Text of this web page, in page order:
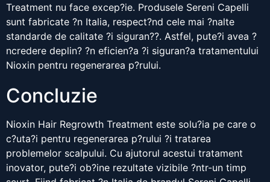
Treatment nu face excep?ie. Produsele Sereni Capelli
sunt fabricate ?n Italia, respect?nd cele mai ?nalte
standarde de calitate ?i siguran??. Astfel, pute?i avea ?
ncredere deplin? ?n eficien?a ?i siguran?a tratamentului
Nioxin pentru regenerarea p?rului.
Concluzie
Nioxin Hair Regrowth Treatment este solu?ia pe care o
c?uta?i pentru regenerarea p?rului ?i tratarea
problemelor scalpului. Cu ajutorul acestui tratament
inovator, pute?i ob?ine rezultate vizibile ?ntr-un timp